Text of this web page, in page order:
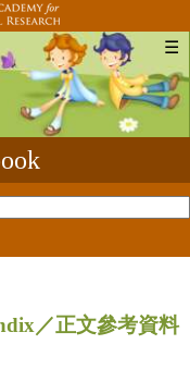
☰
／正文參考資料